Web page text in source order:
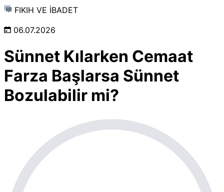
FIKIH VE İBADET
06.07.2026
Sünnet Kılarken Cemaat
Farza Başlarsa Sünnet
Bozulabilir mi?